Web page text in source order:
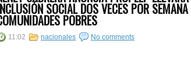
SOCIAL DOS VECES POR
POBRES
11:02 nacionales No comments